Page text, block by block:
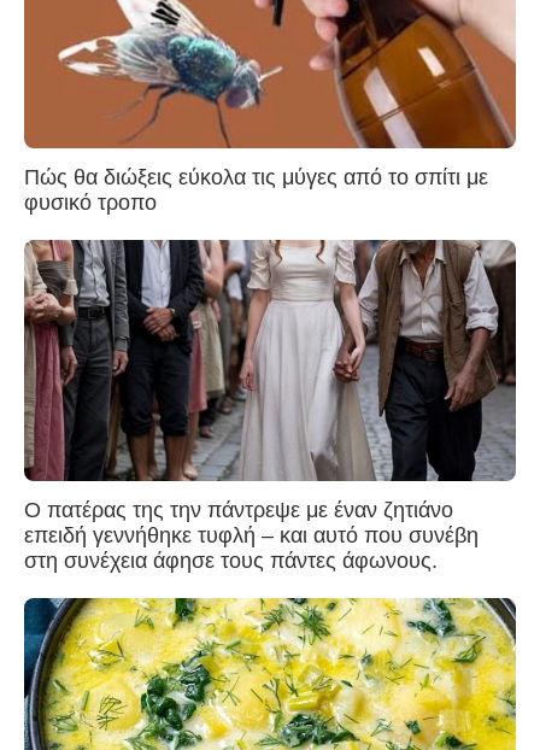
Πώς θα διώξεις εύκολα τις μύγες από το σπίτι με
φυσικό τροπο
Ο πατέρας της την πάντρεψε με έναν ζητιάνο
επειδή γεννήθηκε τυφλή – και αυτό που συνέβη
στη συνέχεια άφησε τους πάντες άφωνους.